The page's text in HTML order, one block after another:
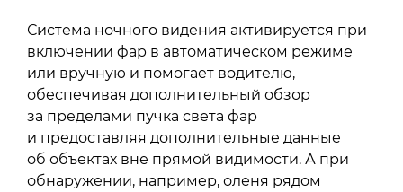
Система ночного видения активируется при
включении фар в автоматическом режиме
или вручную и помогает водителю,
обеспечивая дополнительный обзор
за пределами пучка света фар
и предоставляя дополнительные данные
об объектах вне прямой видимости. А при
обнаружении, например, оленя рядом